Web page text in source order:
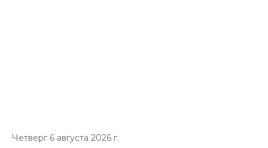
Четверг 6 августа 2026 г.